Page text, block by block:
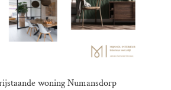
woning Numansdorp